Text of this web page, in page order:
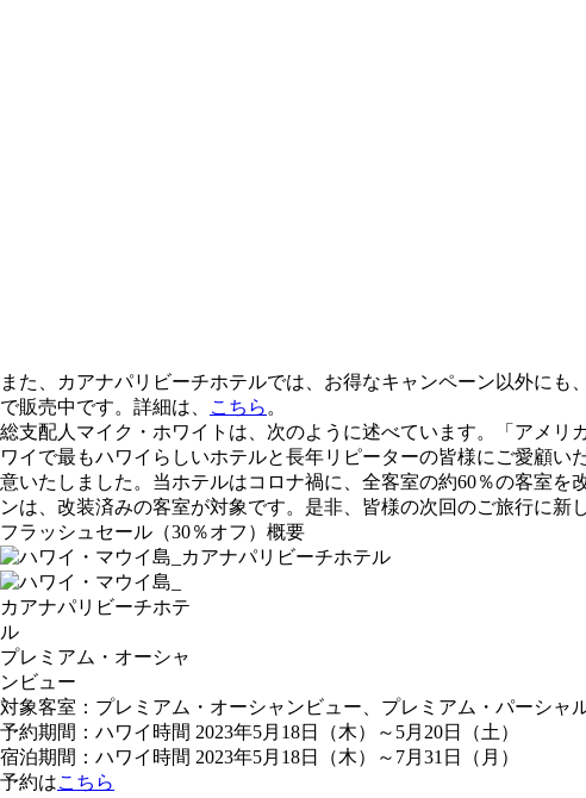
また、カアナパリビーチホテルでは、お得なキャンペーン以外にも
で販売中です。詳細は、
こちら 。
総支配人マイク・ホワイトは、次のように述べています。「アメ
ワイで最もハワイらしいホテルと長年リピーターの皆様にご愛顧
意いたしました。当ホテルはコロナ禍に、全客室の約60％の客室
ンは、改装済みの客室が対象です。是非、皆様の次回のご旅行に新
フラッシュセール（30％オフ）概要
プレミアム・オーシャ
ンビュー
対象客室：プレミアム・オーシャンビュー、プレミアム・パーシャ
予約期間：ハワイ時間 2023年5月18日（木）～5月20日（土）
宿泊期間：ハワイ時間 2023年5月18日（木）～7月31日（月）
予約はこちら